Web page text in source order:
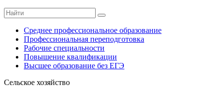
Среднее профессиональное образование
Профессиональная переподготовка
Рабочие специальности
Повышение квалификации
Высшее образование без ЕГЭ
Сельское хозяйство